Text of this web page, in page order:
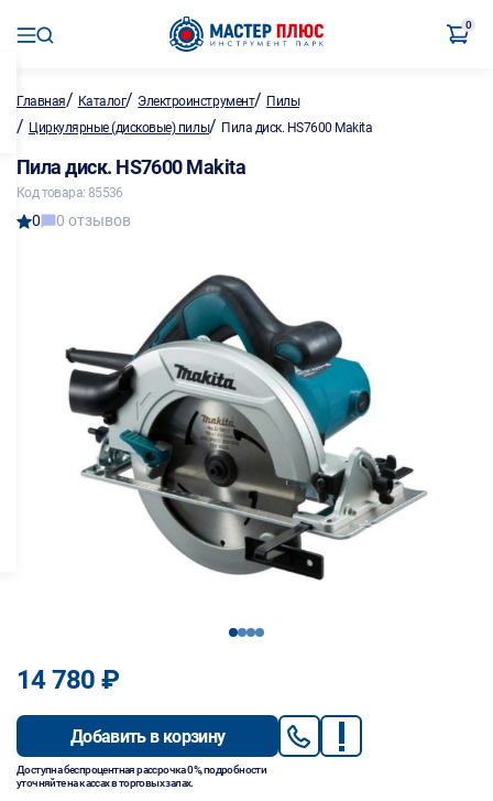
0
Главная/ Каталог/ Электроинструмент/ Пилы
/ Циркулярные (дисковые) пилы/ Пила диск. HS7600 Makita
Пила диск. HS7600 Makita
Код товара: 85536
0 0 отзывов
1234
14 780 ₽
Добавить в корзину
Доступна беспроцентная рассрочка 0%, подробности
уточняйте на кассах в торговых залах.